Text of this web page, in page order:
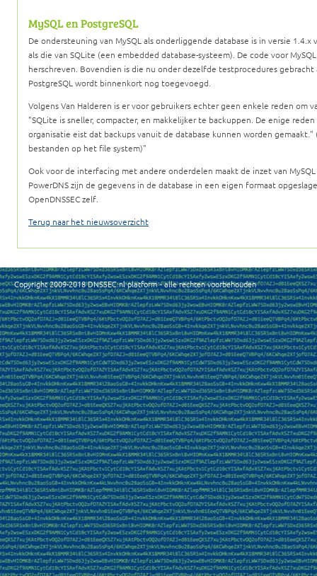
MySQL en PostgreSQL
De ondersteuning van MySQL als onderliggende database is in versie 1.4.x
als die van SQLite (een embedded database-systeem). De code voor
herschreven. Bovendien is die nu onder dezelfde testprocedures gebracht
PostgreSQL wordt binnenkort nog toegevoegd.
Volgens Van Halderen is er voor gebruikers echter geen enkele reden om
SQLite is sneller, compacter, en makkelijker te backuppen. De enige
organisatie eist dat backups vanuit de database kunnen worden gemaakt."
bestanden op het file system)
Ook voor de interfacing met andere onderdelen maakt de inzet van
PowerDNS zijn de gegevens in de database in een eigen formaat
OpenDNSSEC zelf.
Terug naar het nieuwsoverzicht
Copyright 2009-2018 DNSSEC.nl platform - alle rechten voorbehouden